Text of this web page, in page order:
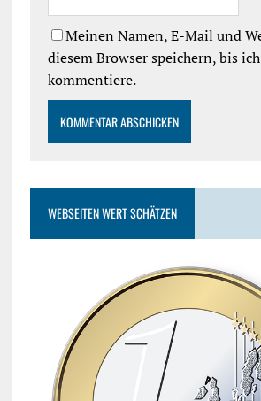
Meinen Namen, E-Mail und
diesem Browser speichern, bis
kommentiere.
WEBSEITEN WERT SCHÄTZEN